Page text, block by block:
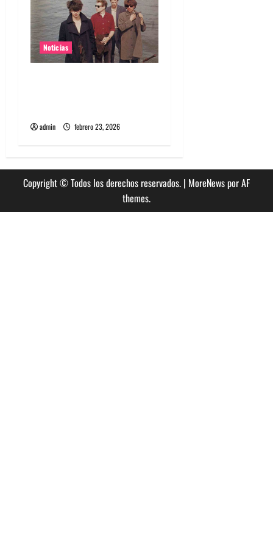
Noticias
admin febrero 23, 2026
Copyright © Todos los derechos reservados. | MoreNewspor AF
themes.